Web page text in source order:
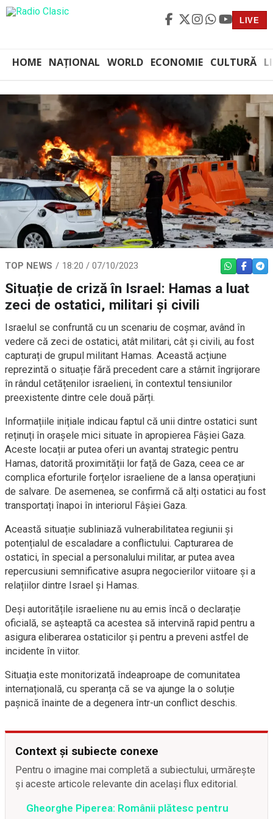
LIVE
HOME NAȚIONAL WORLD ECONOMIE CULTURĂ
TOP NEWS 18:20 / 07/10/2023 WHATSAPP
Situație de criză în Israel: Hamas a luat
zeci de ostatici, militari și civili
Israelul se confruntă cu un scenariu de coșmar, având în
vedere că zeci de ostatici, atât militari, cât și civili, au fost
capturați de grupul militant Hamas. Această acțiune
reprezintă o situație fără precedent care a stârnit îngrijorare
în rândul cetățenilor israelieni, în contextul tensiunilor
preexistente dintre cele două părți.
Informațiile inițiale indicau faptul că unii dintre ostatici sunt
reținuți în orașele mici situate în apropierea Fâșiei Gaza.
Aceste locații ar putea oferi un avantaj strategic pentru
Hamas, datorită proximității lor față de Gaza, ceea ce ar
complica eforturile forțelor israeliene de a lansa operațiuni
de salvare. De asemenea, se confirmă că alți ostatici au fost
transportați înapoi în interiorul Fâșiei Gaza.
Această situație subliniază vulnerabilitatea regiunii și
potențialul de escaladare a conflictului. Capturarea de
ostatici, în special a personalului militar, ar putea avea
repercusiuni semnificative asupra negocierilor viitoare și a
relațiilor dintre Israel și Hamas.
Deși autoritățile israeliene nu au emis încă o declarație
oficială, se așteaptă ca acestea să intervină rapid pentru a
asigura eliberarea ostaticilor și pentru a preveni astfel de
incidente în viitor.
Situația este monitorizată îndeaproape de comunitatea
internațională, cu speranța că se va ajunge la o soluție
pașnică înainte de a degenera într-un conflict deschis.
Context și subiecte conexe
Pentru o imagine mai completă a subiectului, urmărește
și aceste articole relevante din același flux editorial.
Gheorghe Piperea: Românii plătesc pentru